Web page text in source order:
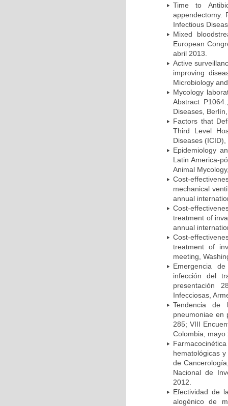
Time to
appendectomy.
Infectious
Mixed
European
abril 2013.
Active
improving
Microbiology
Mycology
Abstract
Diseases,
Factors that
Third Level
Diseases
Epidemiology
Latin America-
Animal
Cost-
mechanical
annual
Cost-
treatment of
annual
Cost-
treatment of
meeting,
Emergencia
infección del
presentación
Infecciosas,
Tendencia de
pneumoniae en
285; VIII
Colombia, mayo
hematológicas
de
Nacional de
2012.
Efectividad de
alogénico de